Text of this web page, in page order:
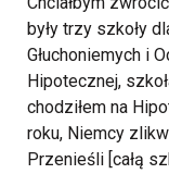
były trzy szkoły
Głuchoniemych i
Hipotecznej,
chodziłem na
roku, Niemcy
Przenieśli [całą